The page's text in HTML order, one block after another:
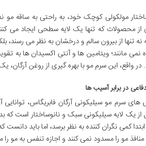
مولکولی کوچک خود، به راحتی به ساقه
محصولات که تنها یک لایه سطحی ایجاد می
تنها از بیرون سالم و درخشان به نظر می
نمی مانند؛ ویتامین ها و آنتی اکسیدان ها
در واقع، این سرم مو با بهره گیری از روغن
در برابر آسیب ها
های سرم مو سیلیکونی آرگان فابریگاس،
یک لایه سیلیکونی سبک و نانوساختار است که
کمی نگران کننده به نظر برسد، اما باید
مو را مسدود نمی کنند و اجازه تنفس به مو